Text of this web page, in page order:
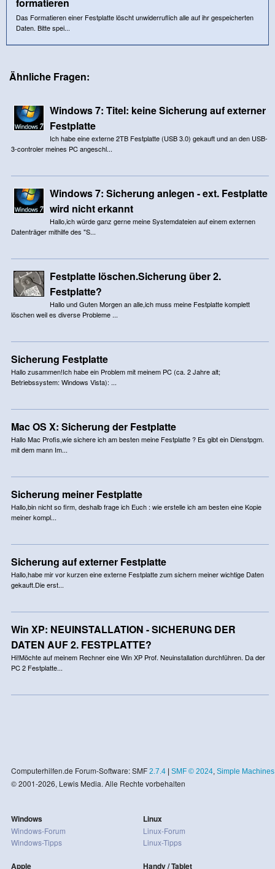
Das Formatieren einer Festplatte löscht unwiderruflich alle auf ihr gespeicherten
Daten. Bitte spei...
Ähnliche Fragen:
Windows 7: Titel: keine Sicherung auf externer
Festplatte
Ich habe eine externe 2TB Festplatte (USB 3.0) gekauft und an den USB-
3-controler meines PC angeschl...
Windows 7: Sicherung anlegen - ext. Festplatte
wird nicht erkannt
Hallo,ich würde ganz gerne meine Systemdateien auf einem externen
Datenträger mithilfe des "S...
Festplatte löschen.Sicherung über 2.
Festplatte?
Hallo und Guten Morgen an alle,ich muss meine Festplatte komplett
löschen weil es diverse Probleme ...
Sicherung Festplatte
Hallo zusammen!Ich habe ein Problem mit meinem PC (ca. 2 Jahre alt;
Betriebssystem: Windows Vista): ...
Mac OS X: Sicherung der Festplatte
Hallo Mac Profis,wie sichere ich am besten meine Festplatte ? Es gibt ein Dienstpgm.
mit dem mann Im...
Sicherung meiner Festplatte
Hallo,bin nicht so firm, deshalb frage ich Euch : wie erstelle ich am besten eine Kopie
meiner kompl...
Sicherung auf externer Festplatte
Hallo,habe mir vor kurzen eine externe Festplatte zum sichern meiner wichtige Daten
gekauft.Die erst...
Win XP: NEUINSTALLATION - SICHERUNG DER
DATEN AUF 2. FESTPLATTE?
Hi!Möchte auf meinem Rechner eine Win XP Prof. Neuinstallation durchführen. Da der
PC 2 Festplatte...
Computerhilfen.de Forum-Software: SMF 2.7.4| SMF © 2024, Simple Machines
© 2001-2026, Lewis Media. Alle Rechte vorbehalten
Windows
Windows-Forum
Windows-Tipps
Apple
Linux
Linux-Forum
Linux-Tipps
Handy / Tablet